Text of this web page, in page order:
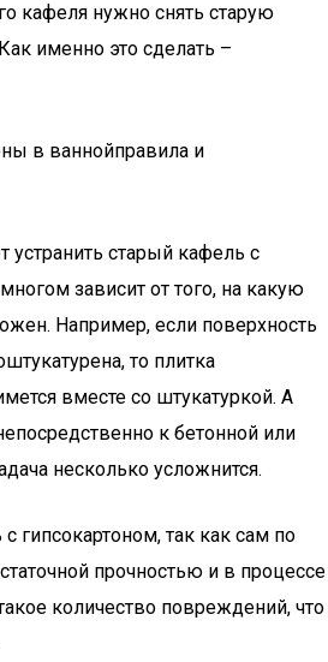
кафеля нужно снять старую
именно это сделать –
в ваннойправила и
устранить старый кафель с
зависит от того, на какую
Например, если поверхность
то плитка
вместе со штукатуркой. А
к бетонной или
несколько усложнится.
гипсокартоном, так как сам по
прочностью и в процессе
количество повреждений, что